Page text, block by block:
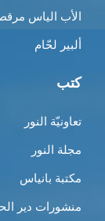
الأب الياس
ألبير لحّام
كتب
تعاونيّة النور
مجلة النور
مكتبة بانياس
منشورات دير